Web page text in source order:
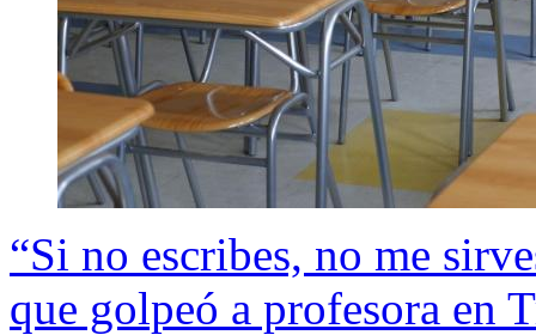
“Si no escribes, no me
que golpeó a profesora en